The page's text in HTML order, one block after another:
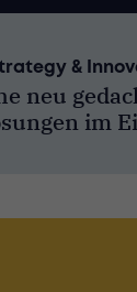
&
neu
im